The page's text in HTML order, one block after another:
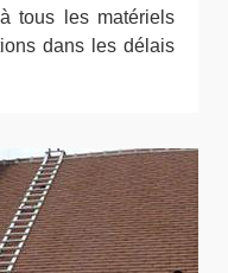
tous les matériels
dans les délais